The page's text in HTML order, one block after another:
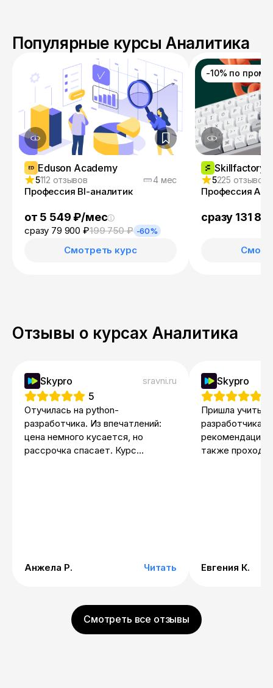
Популярные курсы Аналитика
Eduson Academy
5112 отзывов 4 мес
Профессия BI-аналитик
от 5 549 ₽/мес
сразу 79 900 ₽199 750 ₽ -60%
Смотреть курс
-10% по
Skillfactory
5225 отзывов
Профессия
сразу 131
Отзывы о курсах Аналитика
Skypro sravni.ru
5
Отучилась на python-
разработчика. Из впечатлений:
цена немного кусается, но
рассрочка спасает. Курс
Анжела Р. Читать
Skypro
Пришла
разработчика
рекомендации
также
Евгения К.
Смотреть все отзывы